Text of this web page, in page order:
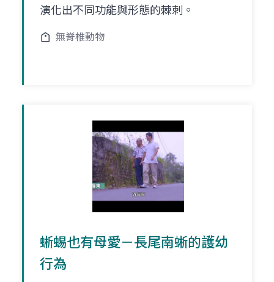
演化出不同功能與形態的棘刺。
無脊椎動物
蜥蜴也有母愛－長尾南蜥的護幼
行為